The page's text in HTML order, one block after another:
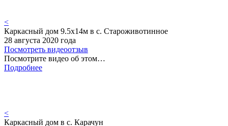
<
Каркасный дом 9.5х14м в с. Староживотинное
28 августа 2020 года
Посмотреть видеоотзыв
Посмотрите видео об этом…
Подробнее
<
Каркасный дом в с. Карачун